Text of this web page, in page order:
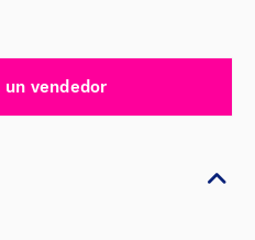
vendedor